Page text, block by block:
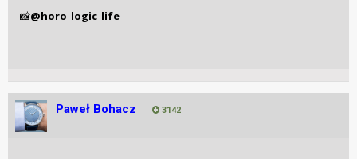
📸@horo_logic_life
Paweł Bohacz 3142